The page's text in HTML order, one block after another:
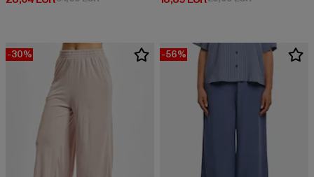
-30% -56%